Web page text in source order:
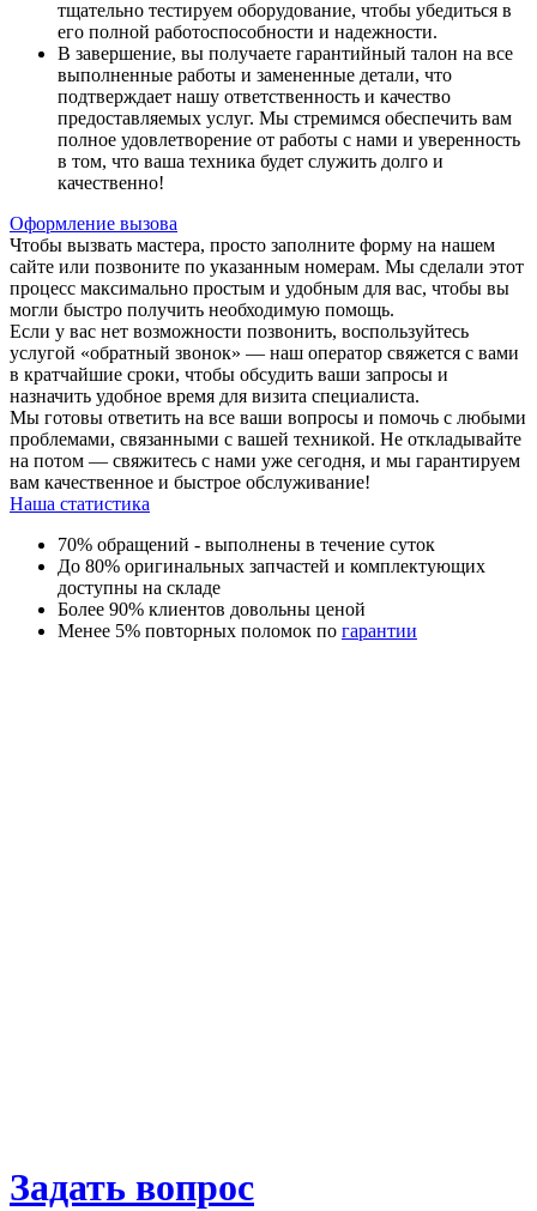
тщательно тестируем оборудование, чтобы убедиться в
его полной работоспособности и надежности.
В завершение, вы получаете гарантийный талон на все
выполненные работы и замененные детали, что
подтверждает нашу ответственность и качество
предоставляемых услуг. Мы стремимся обеспечить вам
полное удовлетворение от работы с нами и уверенность
в том, что ваша техника будет служить долго и
качественно!
Оформление вызова
Чтобы вызвать мастера, просто заполните форму на нашем
сайте или позвоните по указанным номерам. Мы сделали этот
процесс максимально простым и удобным для вас, чтобы вы
могли быстро получить необходимую помощь.
Если у вас нет возможности позвонить, воспользуйтесь
услугой «обратный звонок» — наш оператор свяжется с вами
в кратчайшие сроки, чтобы обсудить ваши запросы и
назначить удобное время для визита специалиста.
Мы готовы ответить на все ваши вопросы и помочь с любыми
проблемами, связанными с вашей техникой. Не откладывайте
на потом — свяжитесь с нами уже сегодня, и мы гарантируем
вам качественное и быстрое обслуживание!
Наша статистика
70% обращений - выполнены в течение суток
До 80% оригинальных запчастей и комплектующих
доступны на складе
Более 90% клиентов довольны ценой
Менее 5% повторных поломок по гарантии
Задать вопрос